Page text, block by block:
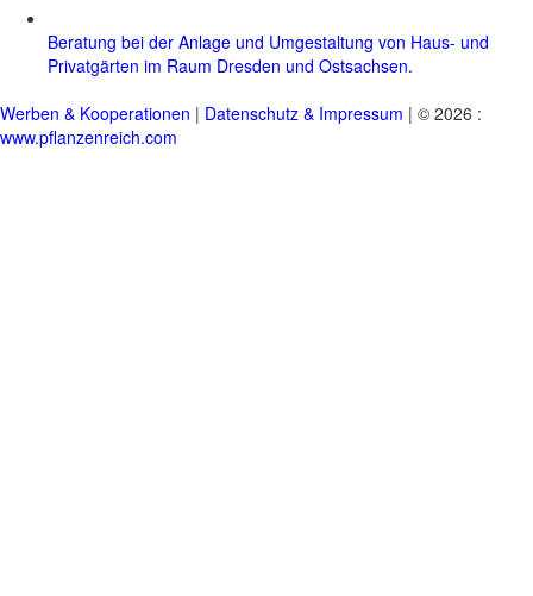
Beratung bei der Anlage und Umgestaltung von Haus- und
Privatgärten im Raum Dresden und Ostsachsen.
Werben & Kooperationen | Datenschutz & Impressum | © 2026 :
www.pflanzenreich.com